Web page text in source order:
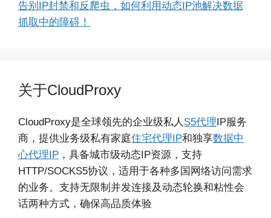
告别IP封禁和反爬虫，如何利用动态IP池解决数据
抓取中的障碍！
关于CloudProxy
CloudProxy是全球领先的企业级私人 S5代理IP服务
商，提供业务级私有家庭住宅代理IP和独享数据中
心代理IP ，具备城市级动态IP资源，支持
HTTP/SOCKS5协议，适用于各种多国网络访问需求
的业务。支持无限制并发连接及动态轮换和粘性会
话两种方式，确保高品质体验